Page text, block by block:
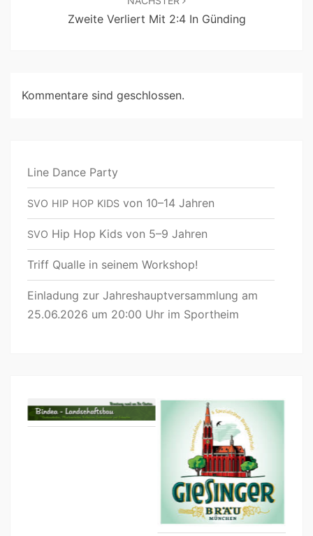
Zweite Verliert Mit 2:4 In Günding
Kommentare sind geschlossen.
Line Dance Party
SVO HIP HOP KIDS von 10–14 Jahren
SVO Hip Hop Kids von 5–9 Jahren
Triff Qualle in seinem Workshop!
Einladung zur Jahreshauptversammlung am
25.06.2026 um 20:00 Uhr im Sportheim